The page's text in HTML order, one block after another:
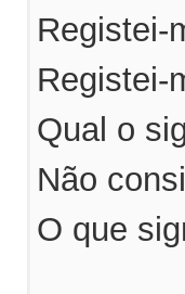
Registei-
Registei-
Qual o
Não
O que